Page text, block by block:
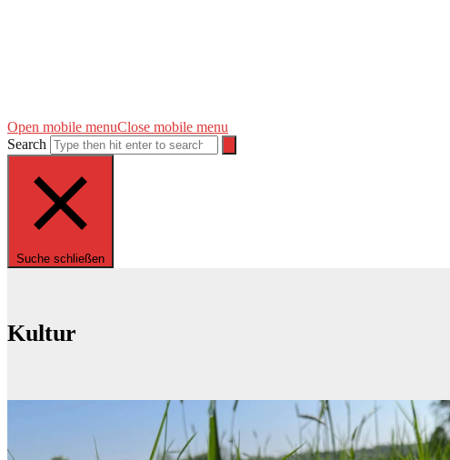
Open mobile menuClose mobile menu
Search
Suche schließen
Kultur